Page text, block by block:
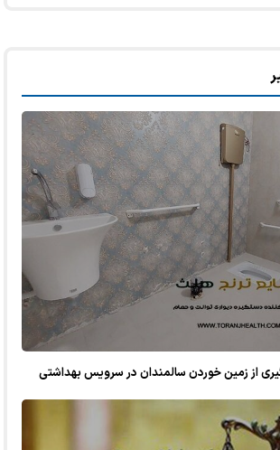
از زمین خوردن سالمندان در سرویس بهداشتی